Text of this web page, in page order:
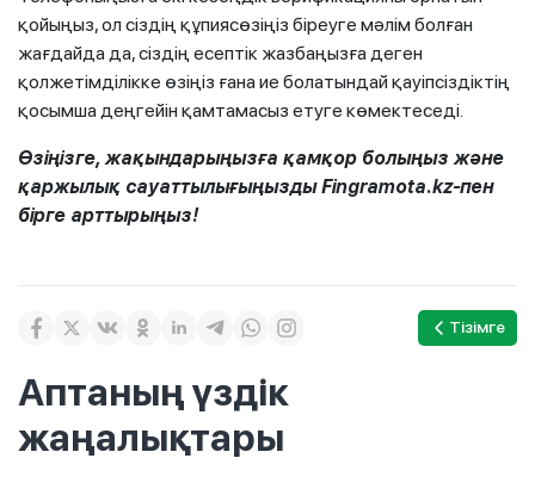
қойыңыз, ол сіздің құпиясөзіңіз біреуге мәлім болған
жағдайда да, сіздің есептік жазбаңызға деген
қолжетімділікке өзіңіз ғана ие болатындай қауіпсіздіктің
қосымша деңгейін қамтамасыз етуге көмектеседі.
Өзіңізге, жақындарыңызға қамқор болыңыз және
қаржылық сауаттылығыңызды Fingramota.kz-пен
бірге арттырыңыз!
Тізімге
Аптаның үздік
жаңалықтары